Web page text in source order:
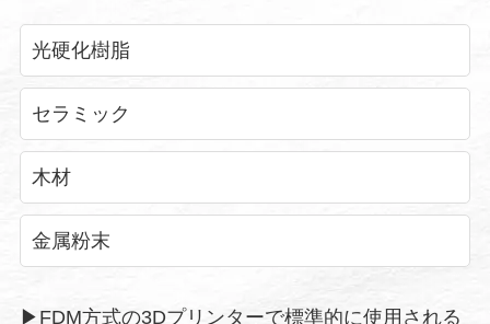
光硬化樹脂
セラミック
木材
金属粉末
▶︎FDM方式の3Dプリンターで標準的に使用される